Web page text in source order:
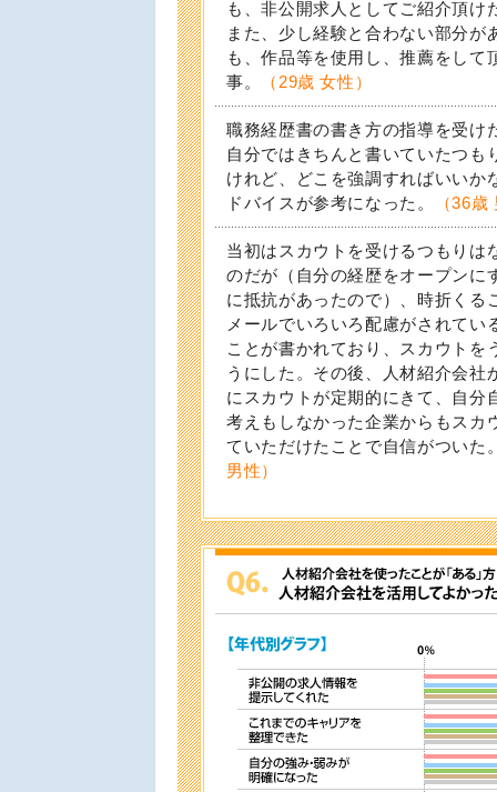
も、非公開求人としてご紹介頂け
また、少し経験と合わない部分が
も、作品等を使用し、推薦をして
事。
（29歳 女性）
職務経歴書の書き方の指導を受け
自分ではきちんと書いていたつも
けれど、どこを強調すればいいか
ドバイスが参考になった。
（36
当初はスカウトを受けるつもりは
のだが（自分の経歴をオープンに
に抵抗があったので）、時折くる
メールでいろいろ配慮がされてい
ことが書かれており、スカウトを
うにした。その後、人材紹介会社
にスカウトが定期的にきて、自分
考えもしなかった企業からもスカ
ていただけたことで自信がついた
男性）